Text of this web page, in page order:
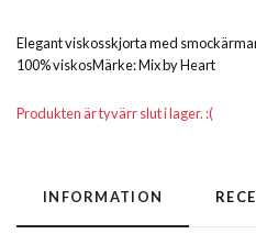
Elegant viskosskjorta med
100% viskosMärke: Mix by Heart
Produkten är tyvärr slut i lager. :(
INFORMATION